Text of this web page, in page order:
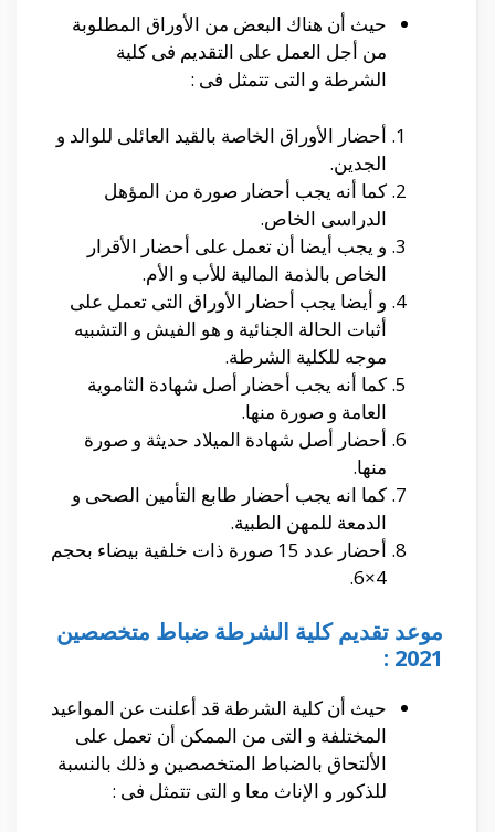
حيث أن هناك البعض من الأوراق المطلوبة
من أجل العمل على التقديم فى كلية
الشرطة و التى تتمثل فى :
أحضار الأوراق الخاصة بالقيد العائلى للوالد و
الجدين.
كما أنه يجب أحضار صورة من المؤهل
الدراسى الخاص.
و يجب أيضا أن تعمل على أحضار الأقرار
الخاص بالذمة المالية للأب و الأم.
و أيضا يجب أحضار الأوراق التى تعمل على
أثبات الحالة الجنائية و هو الفيش و التشبيه
موجه للكلية الشرطة.
كما أنه يجب أحضار أصل شهادة الثاموية
العامة و صورة منها.
أحضار أصل شهادة الميلاد حديثة و صورة
منها.
كما انه يجب أحضار طابع التأمين الصحى و
الدمعة للمهن الطبية.
أحضار عدد 15 صورة ذات خلفية بيضاء بحجم
4×6.
موعد تقديم كلية الشرطة ضباط متخصصين
2021 :
حيث أن كلية الشرطة قد أعلنت عن المواعيد
المختلفة و التى من الممكن أن تعمل على
الألتحاق بالضباط المتخصصين و ذلك بالنسبة
للذكور و الإناث معا و التى تتمثل فى :